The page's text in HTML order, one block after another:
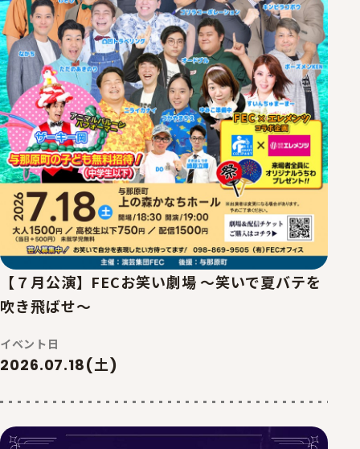
【７月公演】FECお笑い劇場 ～笑いで夏バテを
吹き飛ばせ～
イベント日
2026.07.18(土)